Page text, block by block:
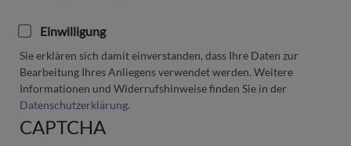
Einwilligung
Sie erklären sich damit einverstanden, dass Ihre Daten zur
Bearbeitung Ihres Anliegens verwendet werden. Weitere
Informationen und Widerrufshinweise finden Sie in der
Datenschutzerklärung.
CAPTCHA